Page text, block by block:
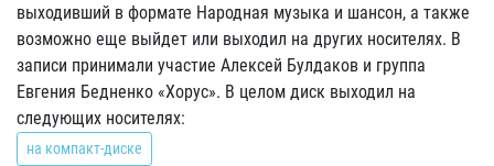
выходивший в формате Народная музыка и шансон, а также
возможно еще выйдет или выходил на других носителях. В
записи принимали участие Алексей Булдаков и группа
Евгения Бедненко «Хорус». В целом диск выходил на
следующих носителях:
на компакт-диске